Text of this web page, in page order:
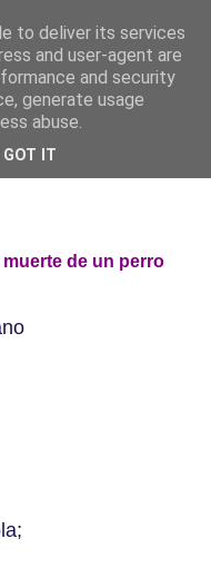
Karlsbad
de un perro
to deliver its services
and user-agent are
and security
generate usage
abuse.
GOT IT